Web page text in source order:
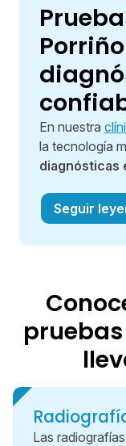
En nuestra
la tecnología
diagnósticas
Contamos con
para hacer
un
equipo de
Seguir
Las